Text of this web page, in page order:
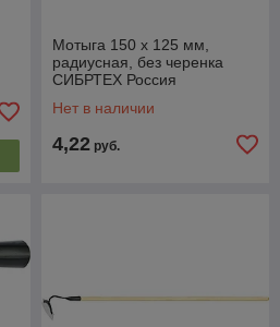
Мотыга 150 х 125 мм,
радиусная, без черенка
СИБРТЕХ Россия
Нет в наличии
4,22 руб.